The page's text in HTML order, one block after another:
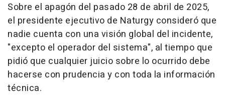
Sobre el apagón del pasado 28 de abril de 2025,
el presidente ejecutivo de Naturgy consideró que
nadie cuenta con una visión global del incidente,
"excepto el operador del sistema", al tiempo que
pidió que cualquier juicio sobre lo ocurrido debe
hacerse con prudencia y con toda la información
técnica.